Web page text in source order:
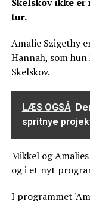
tur.
Amalie Szigethy
Hannah, som
Skelskov.
LÆS OGSÅ
spritnye
Mikkel og
og i et nyt
I programmet